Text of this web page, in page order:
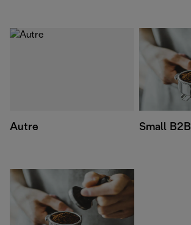
Autre Small B2B